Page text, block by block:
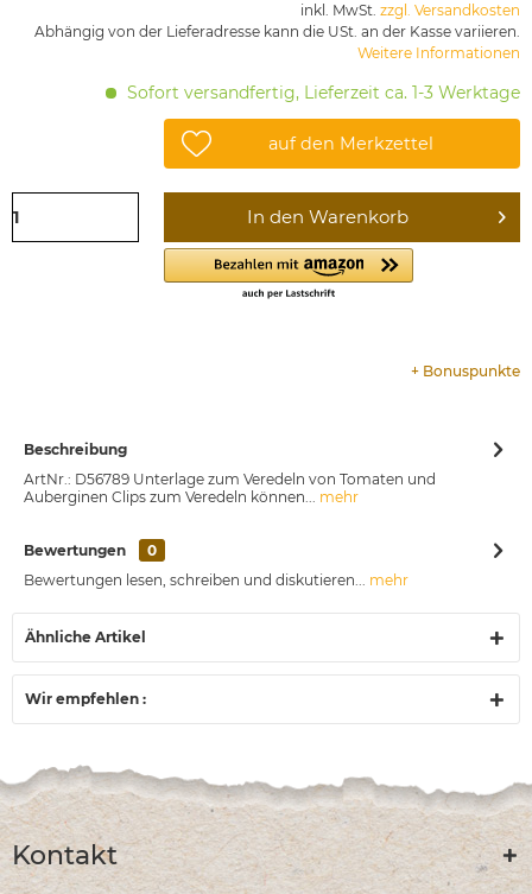
inkl. MwSt. zzgl. Versandkosten
Abhängig von der Lieferadresse kann die USt. an der Kasse variieren.
Weitere Informationen
Sofort versandfertig, Lieferzeit ca. 1-3 Werktage
auf den Merkzettel
In den Warenkorb
+ Bonuspunkte
Beschreibung
ArtNr.: D56789 Unterlage zum Veredeln von Tomaten und
Auberginen Clips zum Veredeln können... mehr
Bewertungen
0
Bewertungen lesen, schreiben und diskutieren... mehr
Ähnliche Artikel
Wir empfehlen :
Kontakt